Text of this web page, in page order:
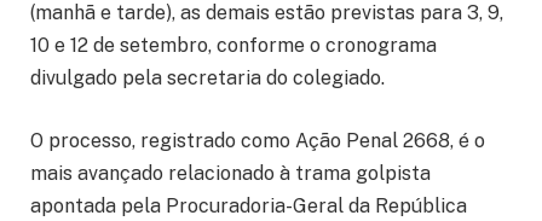
(manhã e tarde), as demais estão previstas para 3, 9,
10 e 12 de setembro, conforme o cronograma
divulgado pela secretaria do colegiado.
O processo, registrado como Ação Penal 2668, é o
mais avançado relacionado à trama golpista
apontada pela Procuradoria-Geral da República